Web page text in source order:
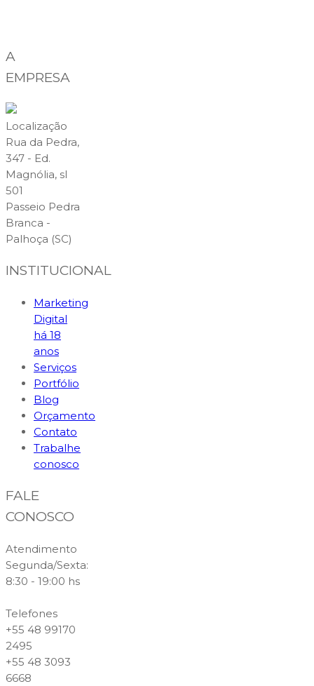
A
EMPRESA
Localização
Rua da Pedra,
347 - Ed.
Magnólia, sl
501
Passeio Pedra
Branca -
Palhoça (SC)
INSTITUCIONAL
Marketing
Digital
há 18
anos
Serviços
Portfólio
Blog
Orçamento
Contato
Trabalhe
conosco
FALE
CONOSCO
Atendimento
Segunda/Sexta:
8:30 - 19:00 hs
Telefones
+55 48 99170
2495
+55 48 3093
6668